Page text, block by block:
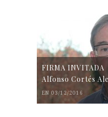
FIRMA INVITADA
Alfonso Cortés
EN 03/12/2016